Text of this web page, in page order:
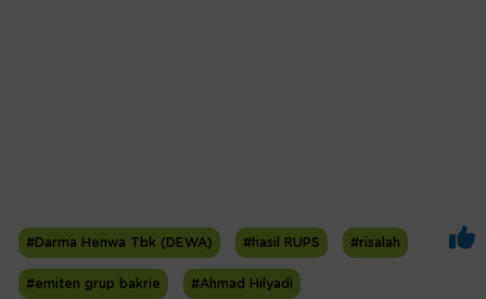
#Darma Henwa Tbk (DEWA) #hasil RUPS #risalah
#emiten grup bakrie #Ahmad Hilyadi